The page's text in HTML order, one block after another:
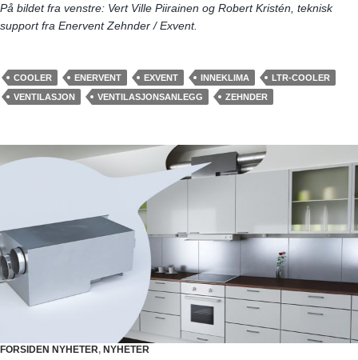
På bildet fra venstre: Vert Ville Piirainen og Robert Kristén, teknisk
support fra Enervent Zehnder / Exvent.
COOLER ENERVENT EXVENT INNEKLIMA
LTR-COOLER
VENTILASJON
VENTILASJONSANLEGG ZEHNDER
FORSIDEN NYHETER, NYHETER